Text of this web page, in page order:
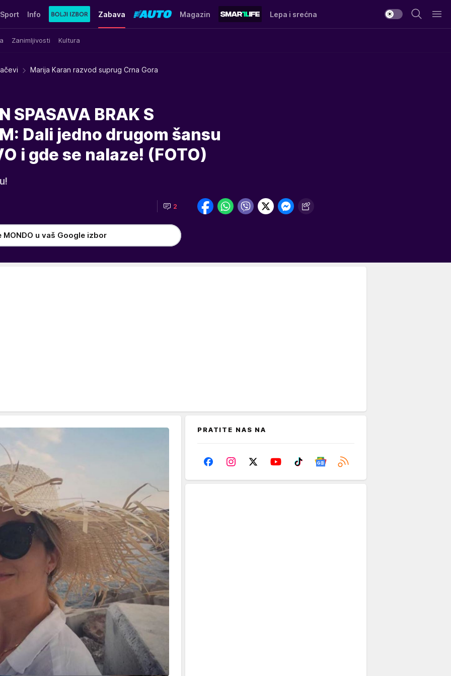
Sport Info Zabava
Zanimljivosti Kultura
Magazin Lepa i srećna
Marija Karan razvod suprug Crna Gora
SPASAVA BRAK S
Dali jedno drugom šansu
i gde se nalaze! (FOTO)
2
MONDO u vaš Google izbor
PRATITE NAS NA